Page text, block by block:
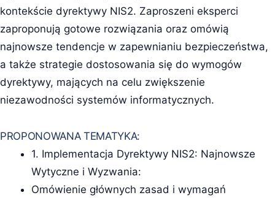
kontekście dyrektywy NIS2. Zaproszeni eksperci
zaproponują gotowe rozwiązania oraz omówią
najnowsze tendencje w zapewnianiu bezpieczeństwa,
a także strategie dostosowania się do wymogów
dyrektywy, mających na celu zwiększenie
niezawodności systemów informatycznych.
PROPONOWANA TEMATYKA:
1. Implementacja Dyrektywy NIS2: Najnowsze
Wytyczne i Wyzwania:
Omówienie głównych zasad i wymagań